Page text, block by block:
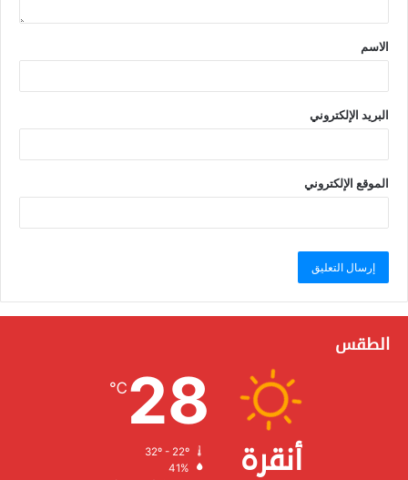
الاسم
البريد الإلكتروني
الموقع الإلكتروني
الطقس
أنقرة
28
℃
الرطوبة: